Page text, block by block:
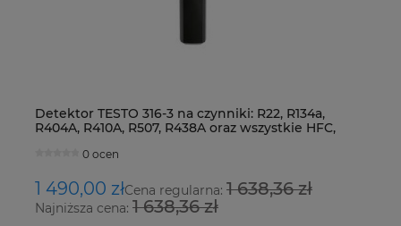
Detektor TESTO 316-3 na czynniki: R22, R134a,
R404A, R410A, R507, R438A oraz wszystkie HFC,
0 ocen
1 490,00 złCena regularna: 1 638,36 zł
Najniższa cena: 1 638,36 zł